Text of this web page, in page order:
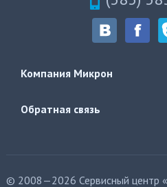
Компания Микрон
Обратная связь
© 2008—2026 Сервисный центр